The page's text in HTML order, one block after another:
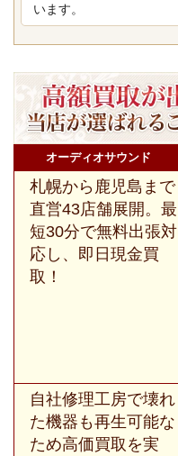
います。
オーディオサウンド
札幌から鹿児島まで
直営43店舗展開。最
短30分で無料出張対
応し、即日現金買
取！
自社修理工房で壊れ
た機器も再生可能な
ため高価買取を実